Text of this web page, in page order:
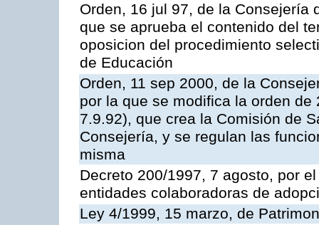
Orden, 16 jul 97, de la Consejería
que se aprueba el contenido del
oposicion del procedimiento
de Educación
Orden, 11 sep 2000, de la
por la que se modifica la orden
7.9.92), que crea la Comisión de
Consejería, y se regulan las
misma
Decreto 200/1997, 7 agosto, por
entidades colaboradoras de
Ley 4/1999, 15 marzo, de